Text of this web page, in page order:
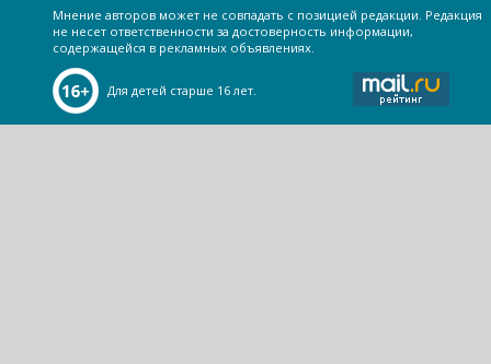
Мнение авторов может не совпадать с позицией редакции. Редакция
не несет ответственности за достоверность информации,
содержащейся в рекламных объявлениях.
Для детей старше 16 лет.